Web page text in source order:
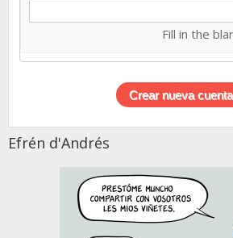
Fill in the
Efrén d'Andrés